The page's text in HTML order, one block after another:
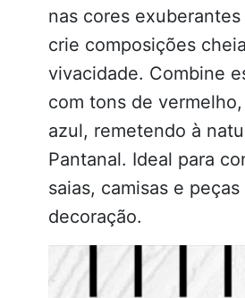
nas cores exuberantes
crie composições
vivacidade. Combine
com tons de
azul, remetendo à
Pantanal. Ideal para
saias, camisas e peças
decoração.